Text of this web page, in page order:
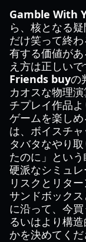
Gamble With
ら、核となる
だけ笑って終
有する価値が
え方は正しい
Friends buyの
カオスな物理
チプレイ作品
ゲームを楽し
は、ボイスチ
タバタなやり
たのに」という
硬派なシミュレ
リスクとリタ
サンドボック
に沿って、今
るいはより構
かを決めてくだ